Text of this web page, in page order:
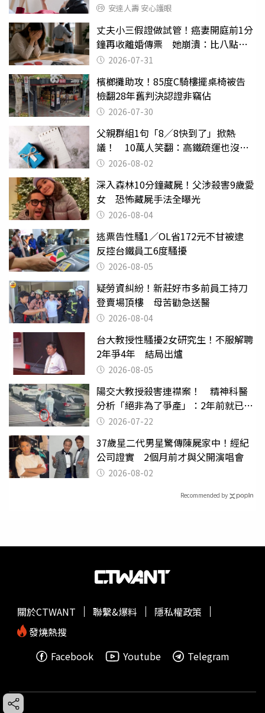
安達人壽 安心護眼
丈夫小三假證做試管！癌妻開庭前1分
鐘再收離婚傳票 她崩潰：比八點檔
還扯2026-07-31
檳榔攤助攻！85度C騎樓擺桌椅被告
檢翻28年舊判決認證非竊佔
2026-07-30
父親群組1句「8／8快到了」掀熱
議！ 10萬人笑翻：高鐵疏運也沒列
父親節
2026-08-02
深入森林10分鐘藏屍！父涉殺害9歲愛
女 恐怖藏屍手法全曝光
2026-08-04
逃票告性騷1／OL省172元不甘被逮
反控台鐵員工6度騷擾
2026-08-05
疑勞資糾紛！新莊好市多前員工持刀
登賣場頂樓 母苦勸急送醫
2026-08-04
台大教授性騷擾2女研究生！不服解聘
2年爭4年 結局出爐
2026-08-05
陽交大教授殺害連襟案！ 精神科醫
分析「絕非為了爭產」：2年前就已言
行詭異
2026-07-22
37歲星二代男星驚傳陳屍家中！經紀
公司證實 2個月前才與父開演唱會
2026-08-02
Recommended by
關於CTWANT 聯繫&爆料
隱私權政策
發燒熱搜
Facebook
Youtube Telegram